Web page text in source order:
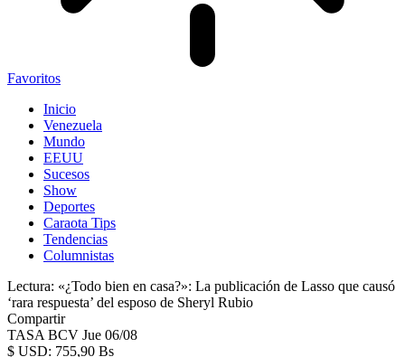
Favoritos
Inicio
Venezuela
Mundo
EEUU
Sucesos
Show
Deportes
Caraota Tips
Tendencias
Columnistas
Lectura: «¿Todo bien en casa?»: La publicación de Lasso que causó
‘rara respuesta’ del esposo de Sheryl Rubio
Compartir
TASA BCV Jue 06/08
$ USD: 755,90 Bs